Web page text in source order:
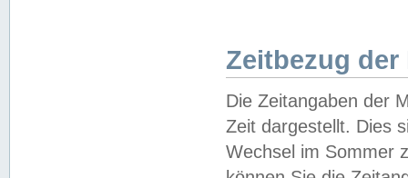
Zeitbezug der
Die Zeitangaben der
Zeit dargestellt. Dies
Wechsel im Sommer